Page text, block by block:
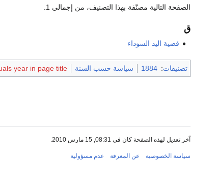
الصفحة التالية مصنّفة بهذا التصنيف، من إجمالي 1.
ق
قضية اليد السوداء
تصنيفات:
1884 سياسة حسب السنة year in page title
آخر تعديل لهذه الصفحة كان في 08:31, 15 مارس 2010.
سياسة الخصوصية عن المعرفة عدم مسؤولية